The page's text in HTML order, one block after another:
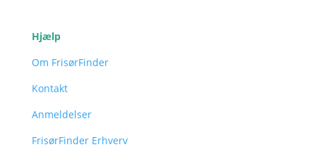
Hjælp
Om FrisørFinder
Kontakt
Anmeldelser
FrisørFinder Erhverv